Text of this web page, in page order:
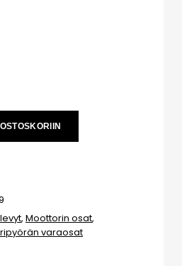
, Moottorin osat,
varaosat